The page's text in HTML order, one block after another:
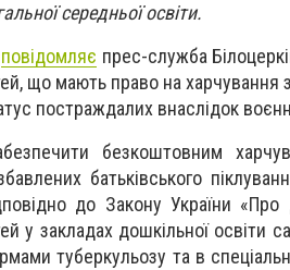
середньої освіти.
повідомляє прес-служба
що мають право на харчування
постраждалих внаслідок
безкоштовним
батьківського
до Закону України
у закладах дошкільної освіти
туберкульозу та в